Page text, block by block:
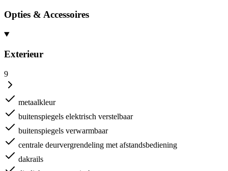
Opties & Accessoires
Exterieur
9
metaalkleur
buitenspiegels elektrisch verstelbaar
buitenspiegels verwarmbaar
centrale deurvergrendeling met afstandsbediening
dakrails